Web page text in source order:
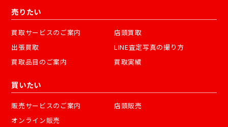
売りたい
買取サービスのご案内
店頭買取
出張買取
LINE査定写真の撮り方
買取品目のご案内
買取実績
買いたい
販売サービスのご案内
店頭販売
オンライン販売